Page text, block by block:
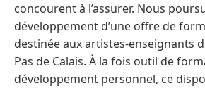
concourent à l’assurer. Nous
développement d’une offre de
destinée aux artistes-enseignants
Pas de Calais. À la fois outil de
développement personnel, ce